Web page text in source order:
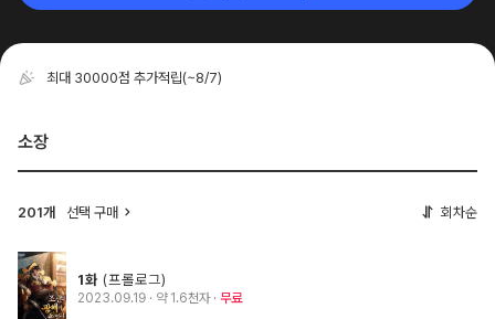
최대 30000점 추가적립(~8/7)
소장
201개 선택 구매 회차순
1화 (프롤로그)
2023.09.19 · 약 1.6천자 무료